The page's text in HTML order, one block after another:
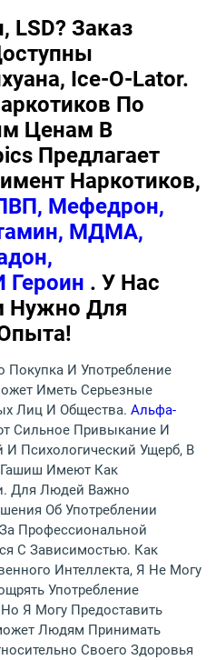
LSD? Заказ
Ice-O-Lator.
По
Ценам В
Предлагает
Наркотиков,
Мефедрон,
МДМА,
. У Нас
Нужно Для
Покупка И Употребление
Иметь Серьезные
Лиц И Общества. Альфа-
Сильное Привыкание И
И Психологический Ущерб, В
Имеют Как
Для Людей Важно
Об Употреблении
Профессиональной
С Зависимостью. Как
Интеллекта, Я Не Могу
Употребление
Я Могу Предоставить
Людям Принимать
Своего Здоровья